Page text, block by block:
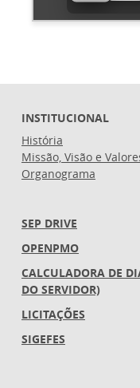
INSTITUCIONAL
História
Missão, Visão e
Organograma
SEP DRIVE
OPENPMO
CALCULADORA DE
DO SERVIDOR)
LICITAÇÕES
SIGEFES